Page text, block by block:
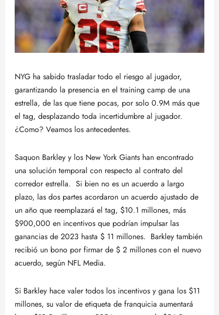
NYG ha sabido trasladar todo el riesgo al jugador,
garantizando la presencia en el training camp de una
estrella, de las que tiene pocas, por solo 0.9M más que
el tag, desplazando toda incertidumbre al jugador.
¿Como? Veamos los antecedentes.
Saquon Barkley y los New York Giants han encontrado
una solución temporal con respecto al contrato del
corredor estrella. Si bien no es un acuerdo a largo
plazo, las dos partes acordaron un acuerdo ajustado de
un año que reemplazará el tag, $10.1 millones, más
$900,000 en incentivos que podrían impulsar las
ganancias de 2023 hasta $ 11 millones. Barkley también
recibió un bono por firmar de $ 2 millones con el nuevo
acuerdo, según NFL Media.
Si Barkley hace valer todos los incentivos y gana los $11
millones, su valor de etiqueta de franquicia aumentará